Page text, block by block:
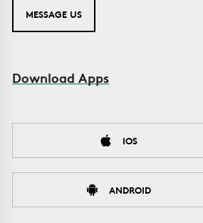
MESSAGE US
Download Apps
IOS
ANDROID